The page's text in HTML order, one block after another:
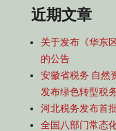
近期文章
关于发布《华东
的公告
安徽省税务 自然
发布绿色转型税
河北税务发布首
全国八部门常态